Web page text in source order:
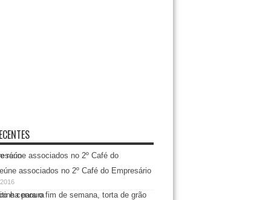
associados no 2º Café do Empresário